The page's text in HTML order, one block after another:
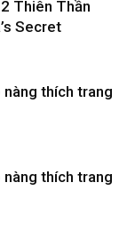
Thiên Thần
Secret
thích trang
thích trang